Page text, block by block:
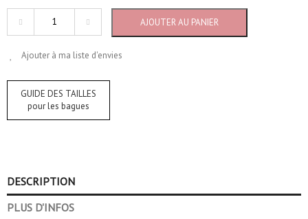
AJOUTER AU PANIER
Ajouter à ma liste d'envies
GUIDE DES TAILLES
pour les bagues
DESCRIPTION
PLUS D'INFOS